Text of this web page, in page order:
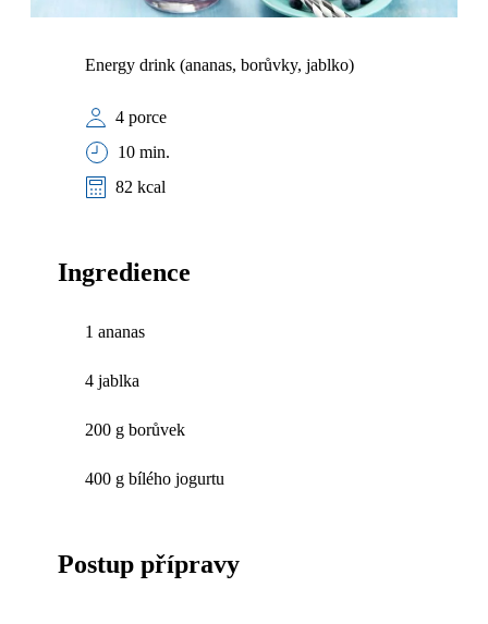
Energy drink (ananas, borůvky, jablko)
4 porce
10 min.
82 kcal
Ingredience
1 ananas
4 jablka
200 g borůvek
400 g bílého jogurtu
Postup přípravy